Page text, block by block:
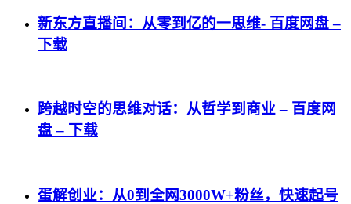
新东方直播间：从零到亿的一思维- 百度网盘 –
下载
跨越时空的思维对话：从哲学到商业 – 百度网
盘 – 下载
蛋解创业：从0到全网3000W+粉丝，快速起号